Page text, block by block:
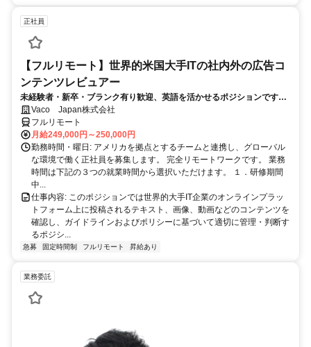
正社員
【フルリモート】世界的米国大手ITの社内外の広告コ
ンテンツレビュアー
未経験者・新卒・ブランク有り歓迎、英語を活かせるポジションです。
完全リモート
Vaco Japan株式会社
フルリモート
月給249,000円～250,000円
勤務時間・曜日: アメリカを拠点とするチームと連携し、グローバル
な環境で働く正社員を募集します。 完全リモートワークです。 業務
時間は下記の３つの就業時間から選択いただけます。 １．研修期間
中...
仕事内容: このポジションでは世界的大手IT企業のオンラインプラッ
トフォーム上に投稿されるテキスト、画像、動画などのコンテンツを
確認し、ガイドラインおよびポリシーに基づいて適切に管理・判断す
るポジシ...
急募 固定時間制 フルリモート 昇給あり
業務委託